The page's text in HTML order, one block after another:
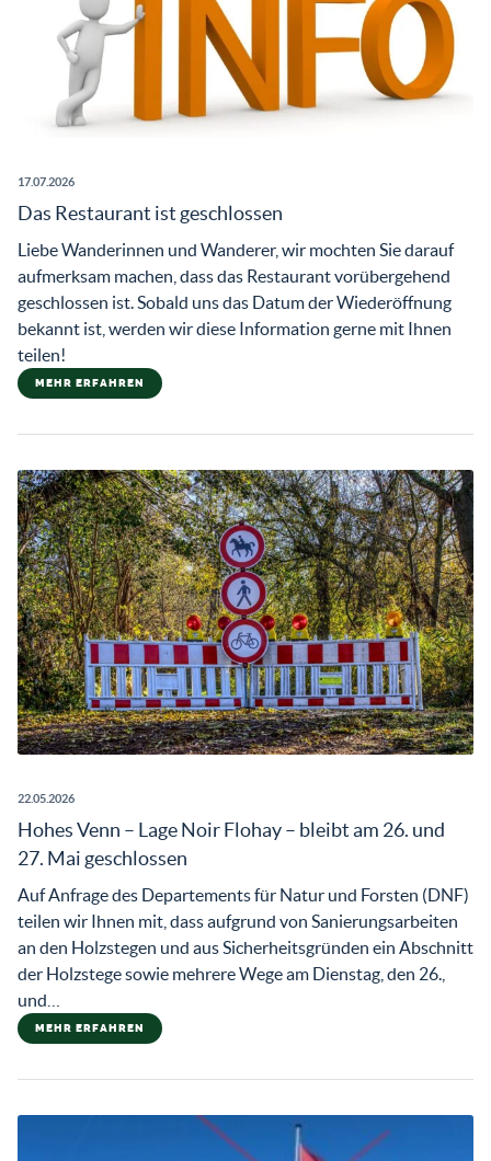
17.07.2026
Das Restaurant ist geschlossen
Liebe Wanderinnen und Wanderer, wir mochten Sie darauf
aufmerksam machen, dass das Restaurant vorübergehend
geschlossen ist. Sobald uns das Datum der Wiederöffnung
bekannt ist, werden wir diese Information gerne mit Ihnen
teilen!
MEHR ERFAHREN
22.05.2026
Hohes Venn – Lage Noir Flohay – bleibt am 26. und
27. Mai geschlossen
Auf Anfrage des Departements für Natur und Forsten (DNF)
teilen wir Ihnen mit, dass aufgrund von Sanierungsarbeiten
an den Holzstegen und aus Sicherheitsgründen ein Abschnitt
der Holzstege sowie mehrere Wege am Dienstag, den 26.,
und…
MEHR ERFAHREN